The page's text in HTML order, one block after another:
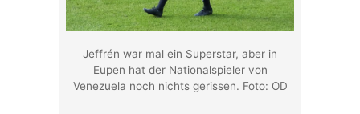
Jeffrén war mal ein Superstar, aber in
Eupen hat der Nationalspieler von
Venezuela noch nichts gerissen. Foto: OD